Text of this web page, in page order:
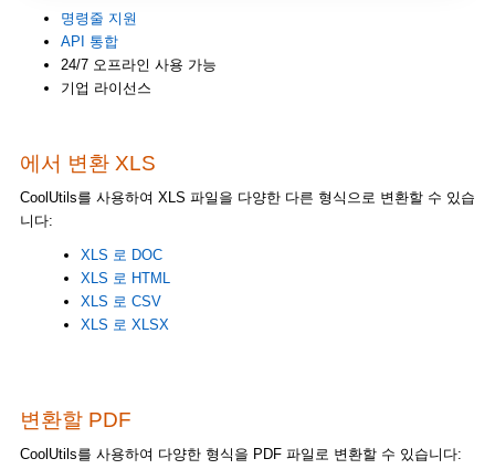
명령줄 지원
API 통합
24/7 오프라인 사용 가능
기업 라이선스
에서 변환 XLS
CoolUtils를 사용하여 XLS 파일을 다양한 다른 형식으로 변환할 수 있습
니다:
XLS 로 DOC
XLS 로 HTML
XLS 로 CSV
XLS 로 XLSX
변환할 PDF
CoolUtils를 사용하여 다양한 형식을 PDF 파일로 변환할 수 있습니다: